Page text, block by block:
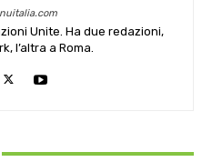
Unite. Ha due redazioni,
l’altra a Roma.